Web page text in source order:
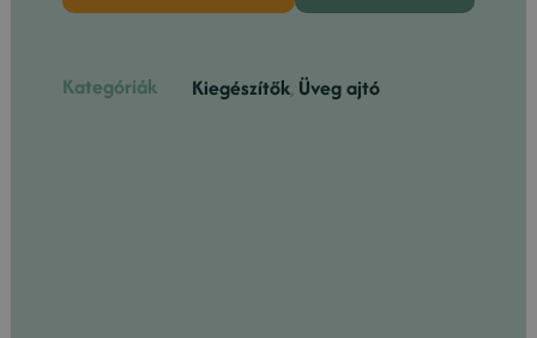
Kategóriák Kiegészítők, Üveg ajtó